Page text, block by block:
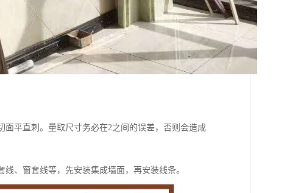
平直刺。量取尺寸务必在2之间的误差，否则会造成
、窗套线等，先安装集成墙面，再安装线条。